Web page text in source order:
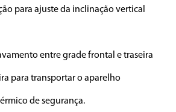
para ajuste da inclinação vertical
entre grade frontal e traseira
para transportar o aparelho
de segurança.